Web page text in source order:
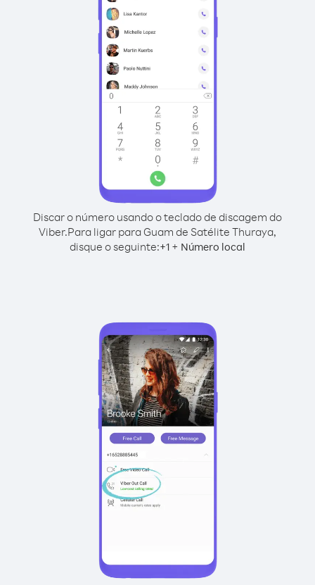
Discar o número usando o teclado de discagem do
Viber.Para ligar para Guam de Satélite Thuraya,
disque o seguinte:+1 + Número local